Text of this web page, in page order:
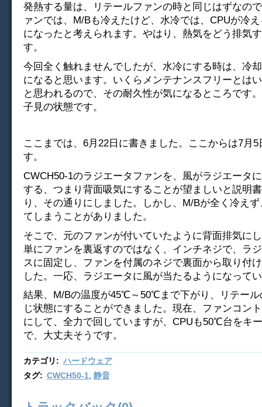
発熱する量は、リテールファンの時と同じはずなの
ァンでは、M/Bも冷えたけど、水冷では、CPUが冷
になったと考えられます。やはり、熱気をどう排気
す。
今回全く触れませんでしたが、水冷にする時は、冷
になると思います。いくらメンテナンスフリーとは
と思われるので、その耐久性が気になるところです
子見の状態です。
ここまでは、6月22日に書きました。ここからは7月5
す。
CWCH50-1のラジエータファンを、風がラジエータ
する、つまり背面吸気にすることが望ましいと説明
り、その通りにしました。しかし、M/Bが全く冷え
てしまうことがありました。
そこで、元のファンが付いていたように背面排気に
単にファンを裏返すのではなく、インチネジで、ラ
スに固定し、ファンを付属のネジで裏面から取り付
した。一応、ラジエータに風が当たるようになって
結果、M/Bの温度が45℃～50℃まで下がり、リテール
じ状態にすることができました。現在、ファンコン
にして、全力で回していますが、CPUも50℃台をキ
で、大丈夫そうです。
カテゴリ : ハードウェア
タグ: CWCH50-1, 静音